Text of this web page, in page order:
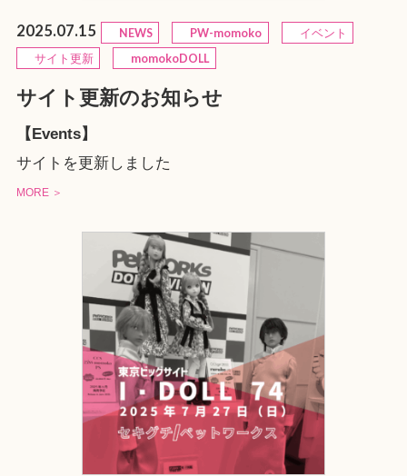
2025.07.15 NEWS PW-momoko
イベント
サイト更新
momokoDOLL
サイト更新のお知らせ
【Events】
サイトを更新しました
MORE ＞